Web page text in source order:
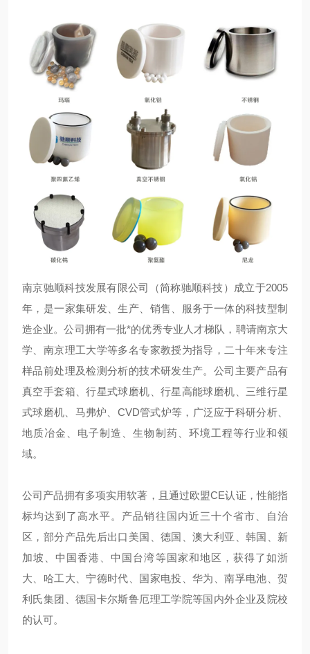
南京驰顺科技发展有限公司（简称驰顺科技）成立于2005
年，是一家集研发、生产、销售、服务于一体的科技型制
造企业。公司拥有一批*的优秀专业人才梯队，聘请南京大
学、南京理工大学等多名专家教授为指导，二十年来专注
样品前处理及检测分析的技术研发生产。公司主要产品有
真空手套箱、行星式球磨机、行星高能球磨机、 三维行星
式球磨机、马弗炉、CVD管式炉等，广泛应于科研分析、
地质冶金、电子制造、生物制药、环境工程等行业和领
域。
公司产品拥有多项实用软著，且通过欧盟CE认证，性能指
标均达到了高水平。产品销往国内近三十个省市、自治
区，部分产品先后出口美国、德国、澳大利亚、韩国、新
加坡、中国香港、中国台湾等国家和地区，获得了如浙
大、哈工大、宁德时代、国家电投、华为、南孚电池、贺
利氏集团、德国卡尔斯鲁厄理工学院等国内外企业及院校
的认可。